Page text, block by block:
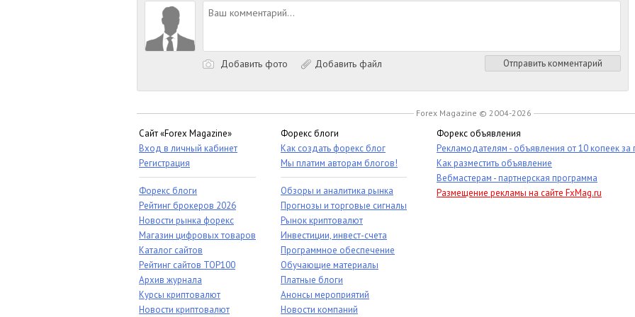
Добавить фото Добавить файл Отправить комментарий
Forex Magazine © 2004-2026
Сайт «Forex Magazine»
Вход в личный кабинет
Регистрация
Форекс блоги
Рейтинг брокеров 2026
Новости рынка форекс
Магазин цифровых товаров
Каталог сайтов
Рейтинг сайтов TOP100
Архив журнала
Курсы криптовалют
Новости криптовалют
Форекс блоги
Как создать форекс блог
Мы платим авторам блогов!
Обзоры и аналитика рынка
Прогнозы и торговые сигналы
Рынок криптовалют
Инвестиции, инвест-счета
Программное обеспечение
Обучающие материалы
Платные блоги
Анонсы мероприятий
Новости компаний
Форекс объявления
Рекламодателям - объявления от 10 копеек за
Как разместить объявление
Вебмастерам - партнерская программа
Размещение рекламы на сайте FxMag.ru